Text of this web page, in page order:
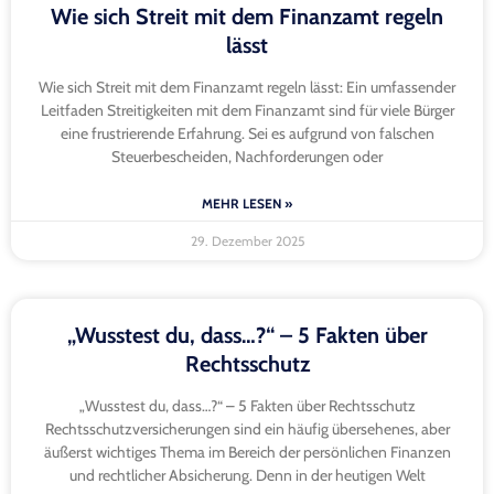
Wie sich Streit mit dem Finanzamt regeln
lässt
Wie sich Streit mit dem Finanzamt regeln lässt: Ein umfassender
Leitfaden Streitigkeiten mit dem Finanzamt sind für viele Bürger
eine frustrierende Erfahrung. Sei es aufgrund von falschen
Steuerbescheiden, Nachforderungen oder
MEHR LESEN »
29. Dezember 2025
„Wusstest du, dass…?“ – 5 Fakten über
Rechtsschutz
„Wusstest du, dass…?“ – 5 Fakten über Rechtsschutz
Rechtsschutzversicherungen sind ein häufig übersehenes, aber
äußerst wichtiges Thema im Bereich der persönlichen Finanzen
und rechtlicher Absicherung. Denn in der heutigen Welt